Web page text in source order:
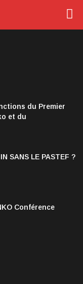
du Premier
et du
SANS LE PASTEF ?
Conférence